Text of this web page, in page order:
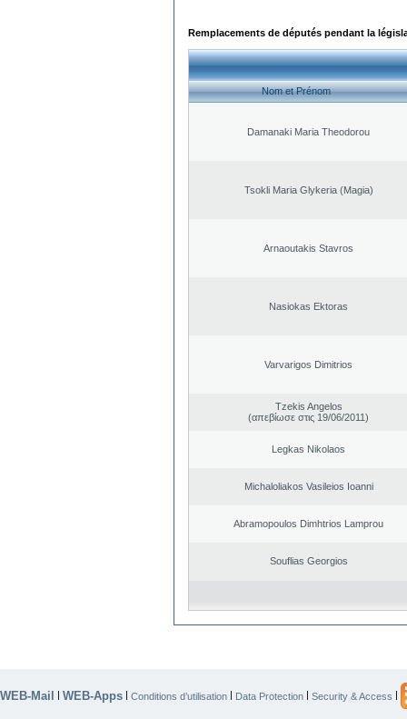
Remplacements de députés pendant la
Nom et Prénom
Damanaki Maria Theodorou
Tsokli Maria Glykeria (Magia)
Arnaoutakis Stavros
Nasiokas Ektoras
Varvarigos Dimitrios
Tzekis Angelos
(απεβίωσε στις 19/06/2011)
Legkas Nikolaos
Michaloliakos Vasileios Ioanni
Abramopoulos Dimhtrios Lamprou
Souflias Georgios
WEB-Mail WEB-Apps Conditions d’utilisation Data Protection Security & Access